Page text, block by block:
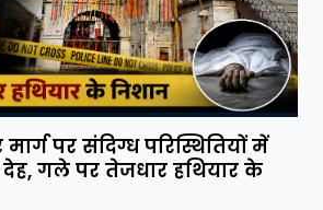
पर संदिग्ध परिस्थितियों में
देह, गले पर तेजधार हथियार के